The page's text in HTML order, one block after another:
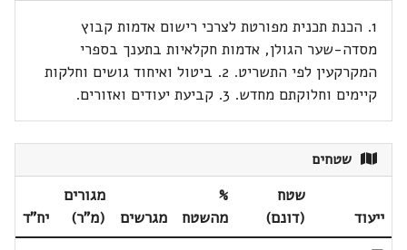
1. הכנת תכנית מפורטת לצרכי רישום אדמות קבוץ
מסדה-שער הגולן, אדמות חקלאיות בתענך בספרי
המקרקעין לפי התשריט. 2. ביטול ואיחוד גושים וחלקות
קיימים וחלוקתם מחדש. 3. קביעת יעודים ואזורים.
שטחים
ייעוד
שטח
(דונם)
%
מהשטח
מגרשים
מגורים
(מ"ר)
יח"ד